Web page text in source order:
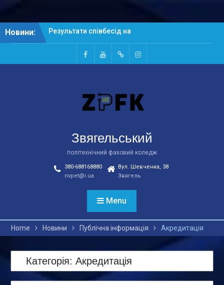
to
Новини:
Результати співбесід на
основі БСО
Рейтингові списки
абітурієнтів на основі
основі ПЗСО
FacebookYoutubeTelegtamInstagram
Звягельський
політехнічний фаховий коледж
380-688168880
nvpet@i.ua
Вул. Шевченка, 38
Звягель
Menu
Home Новини Публічна інформація Акредитація
Категорія: Акредитація